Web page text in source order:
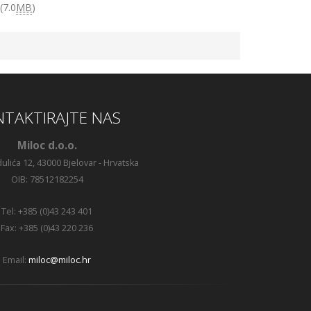
(7.0MB)
NAS
Miloc d.o.o.
12, 43000 Bjelovar - Hrvatska
OIB: 78512182254
Tel: +385 (0)43 243 401
Fax: +385 (0)43 220 236
Email:miloc@miloc.hr